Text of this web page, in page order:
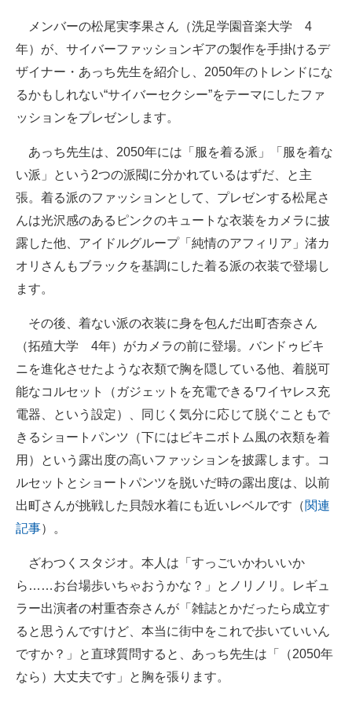
AI活用のいまが分かる
企業ITのトレンドを詳説
経営リーダーのコミュニティ
マーケ×ITの今がよく分かる
ITエンジニア向け専門サイト
企業向けIT製品の総合サイト
IT製品の技術・比較・事例
製造業のIT導入・活用を支援
モノづくり技術者専門サイト
エレクトロニクス専門サイト
電子設計の基本と応用
エネルギーの専門メディア
建設×テクノロジーの最前線
ちょっと気になるネットの話題
メンバーの松尾実李果さん（洗足学園音楽大学 4
年）が、サイバーファッションギアの製作を手掛けるデ
ザイナー・あっち先生を紹介し、2050年のトレンドにな
るかもしれない“サイバーセクシー”をテーマにしたファ
ッションをプレゼンします。
あっち先生は、2050年には「服を着る派」「服を着な
い派」という2つの派閥に分かれているはずだ、と主
張。着る派のファッションとして、プレゼンする松尾さ
んは光沢感のあるピンクのキュートな衣装をカメラに披
露した他、アイドルグループ「純情のアフィリア」渚カ
オリさんもブラックを基調にした着る派の衣装で登場し
ます。
その後、着ない派の衣装に身を包んだ出町杏奈さん
（拓殖大学 4年）がカメラの前に登場。バンドゥビキ
ニを進化させたような衣類で胸を隠している他、着脱可
能なコルセット（ガジェットを充電できるワイヤレス充
電器、という設定）、同じく気分に応じて脱ぐこともで
きるショートパンツ（下にはビキニボトム風の衣類を着
用）という露出度の高いファッションを披露します。コ
ルセットとショートパンツを脱いだ時の露出度は、以前
出町さんが挑戦した貝殻水着にも近いレベルです（関連
記事）。
ざわつくスタジオ。本人は「すっごいかわいいか
ら……お台場歩いちゃおうかな？」とノリノリ。レギュ
ラー出演者の村重杏奈さんが「雑誌とかだったら成立す
ると思うんですけど、本当に街中をこれで歩いていいん
ですか？」と直球質問すると、あっち先生は「（2050年
なら）大丈夫です」と胸を張ります。